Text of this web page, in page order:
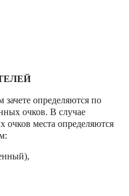
определяются по
очков. В случае
очков места определяются